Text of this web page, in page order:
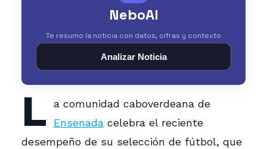
NeboAI
Te resumo la noticia con datos, cifras y contexto
Analizar Noticia
L
a comunidad caboverdeana de
Ensenadacelebra el reciente
desempeño de su selección de fútbol, que